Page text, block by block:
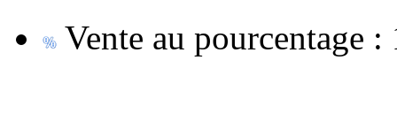
Vente au pourcentage :